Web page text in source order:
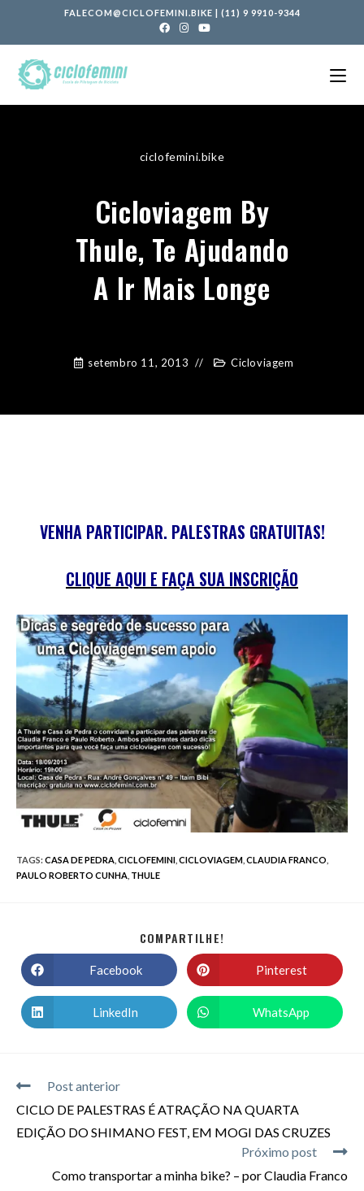
FALECOM@CICLOFEMINI.BIKE | (11) 9 9910-9344
ciclofemini.bike
Cicloviagem By
Thule, Te Ajudando
A Ir Mais Longe
setembro 11, 2013 Cicloviagem
VENHA PARTICIPAR. PALESTRAS GRATUITAS!
CLIQUE AQUI E FAÇA SUA INSCRIÇÃO
TAGS:CASA DE PEDRA CICLOFEMINI CICLOVIAGEM CLAUDIA FRANCO
PAULO ROBERTO CUNHA THULE
COMPARTILHE!
Facebook Pinterest
LinkedIn WhatsApp
Post anterior
CICLO DE PALESTRAS É ATRAÇÃO NA QUARTA
EDIÇÃO DO SHIMANO FEST, EM MOGI DAS CRUZES
Próximo post
Como transportar a minha bike? – por Claudia Franco